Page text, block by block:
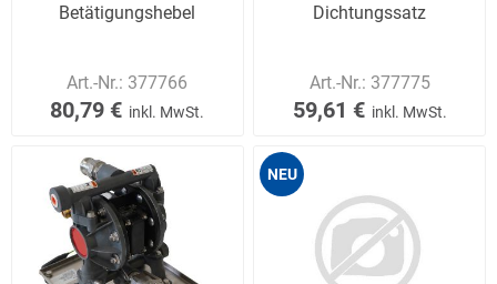
Betätigungshebel
Art.-Nr.: 377766
80,79 € inkl. MwSt.
Dichtungssatz
Art.-Nr.: 377775
59,61 € inkl. MwSt.
NEU